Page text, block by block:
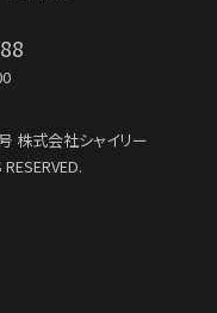
株式会社シャイリー